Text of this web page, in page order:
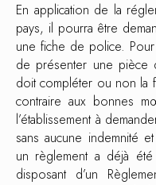
En application de la
pays, il pourra être
une fiche de police.
de présenter une pièce
doit compléter ou non la
contraire aux bonnes
l’établissement à
sans aucune indemnité
un règlement a déjà été
disposant d’un